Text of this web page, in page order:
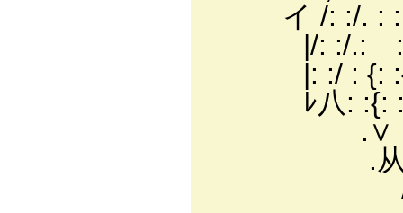
イ /: :/. : :
|/: :/.: :{: :{:
|: :/ : {: :{: :{
ﾚ八: :{: :{
.∨ : : :
.从:
∧::人